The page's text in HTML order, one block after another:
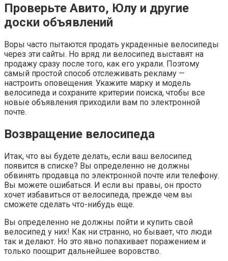
Проверьте Авито, Юлу и другие
доски объявлений
Воры часто пытаются продать украденные велосипеды
через эти сайты. Но вряд ли велосипед выставят на
продажу сразу после того, как его украли. Поэтому
самый простой способ отслеживать рекламу —
настроить оповещения. Укажите марку и модель
велосипеда и сохраните критерии поиска, чтобы все
новые объявления приходили вам по электронной
почте.
Возвращение велосипеда
Итак, что вы будете делать, если ваш велосипед
появится в списке? Вы определенно не должны
обвинять продавца по электронной почте или телефону.
Вы можете ошибаться. И если вы правы, он просто
хочет избавиться от велосипеда, прежде чем вы
сможете сделать что-нибудь еще.
Вы определенно не должны пойти и купить свой
велосипед у них! Как ни странно, но бывает, что люди
так и делают. Но это явно попахивает поражением и
только поощрит дальнейшее воровство.